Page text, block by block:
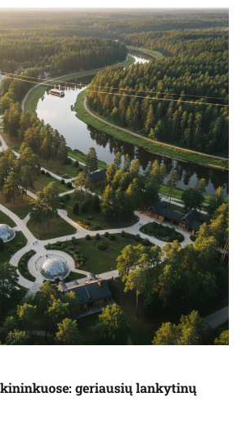
geriausių lankytinų